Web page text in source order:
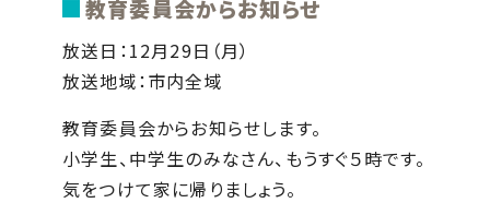
教育委員会からお知らせ
放送日：12月29日（月）
放送地域：市内全域
教育委員会からお知らせします。
小学生、中学生のみなさん、もうすぐ５時です。
気をつけて家に帰りましょう。